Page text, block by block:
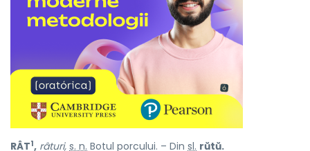
RÂT1, râturi, s. n. Botul porcului. – Din sl. rŭtŭ.